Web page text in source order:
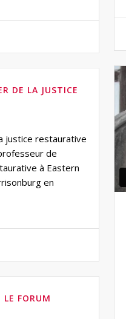
DE LA JUSTICE
justice restaurative
de
à Eastern
en
LE FORUM